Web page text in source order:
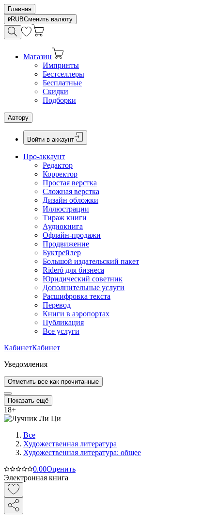
Главная
RUBСменить валюту
Магазин
Импринты
Бестселлеры
Бесплатные
Скидки
Подборки
Автору
Войти в аккаунт
Про-аккаунт
Редактор
Корректор
Простая верстка
Сложная верстка
Дизайн обложки
Иллюстрации
Тираж книги
Аудиокнига
Офлайн-продажи
Продвижение
Буктрейлер
Большой издательский пакет
Rideró для бизнеса
Юридический советник
Дополнительные услуги
Расшифровка текста
Перевод
Книги в аэропортах
Публикация
Все услуги
КабинетКабинет
Уведомления
Отметить все как прочитанные
Показать ещё
18+
Все
Художественная литература
Художественная литература: общее
0.00Оценить
Электронная книга